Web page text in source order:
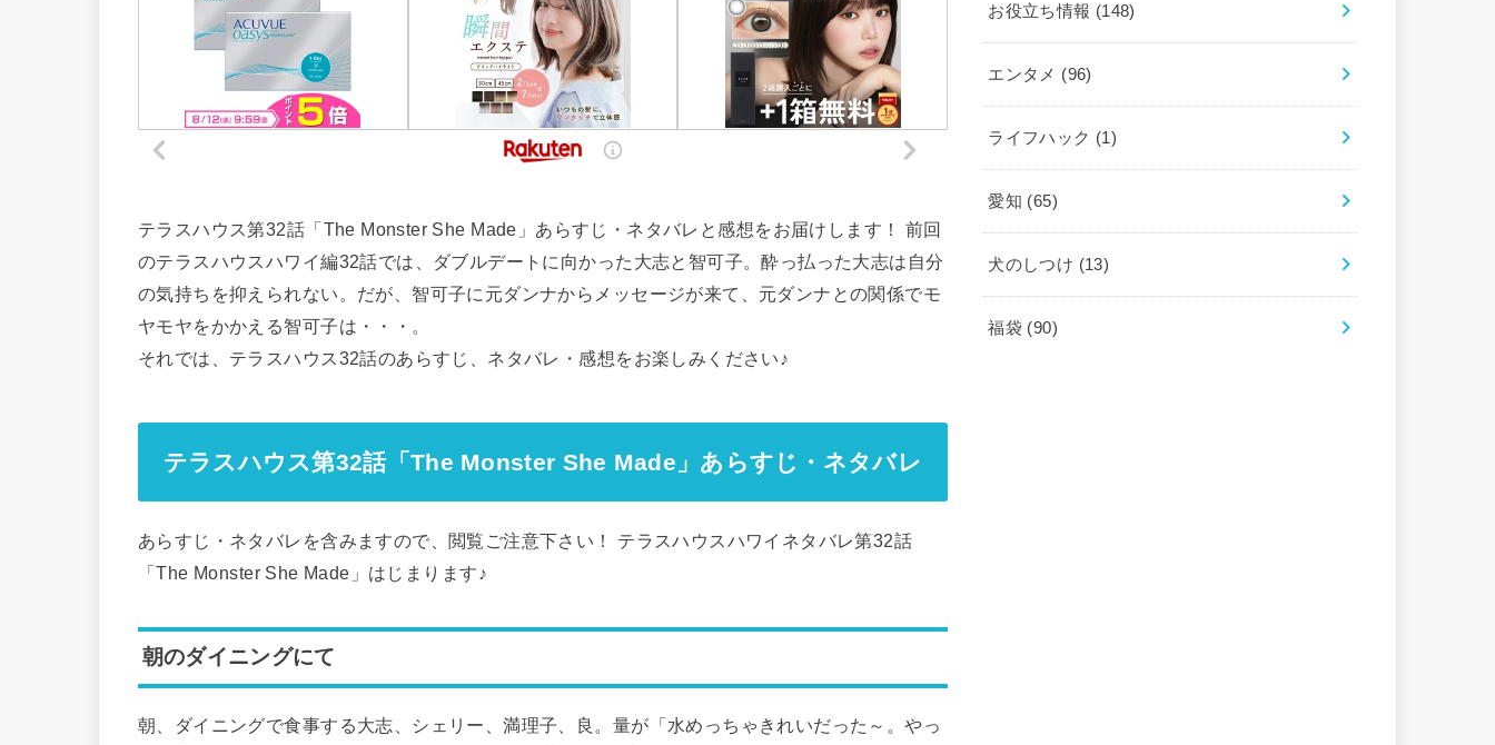
テラスハウス第32話「The Monster She Made」あらすじ・ネタバレと感想をお届けします！ 前回
のテラスハウスハワイ編32話では、ダブルデートに向かった大志と智可子。酔っ払った大志は自分
の気持ちを抑えられない。だが、智可子に元ダンナからメッセージが来て、元ダンナとの関係でモ
ヤモヤをかかえる智可子は・・・。
それでは、テラスハウス32話のあらすじ、ネタバレ・感想をお楽しみください♪
テラスハウス第32話「The Monster She Made」あらすじ・ネタバレ
あらすじ・ネタバレを含みますので、閲覧ご注意下さい！ テラスハウスハワイネタバレ第32話
「The Monster She Made」はじまります♪
朝のダイニングにて
朝、ダイニングで食事する大志、シェリー、満理子、良。量が「水めっちゃきれいだった～。やっ
お役立ち情報 (148)
エンタメ (96)
ライフハック (1)
愛知 (65)
犬のしつけ (13)
福袋 (90)